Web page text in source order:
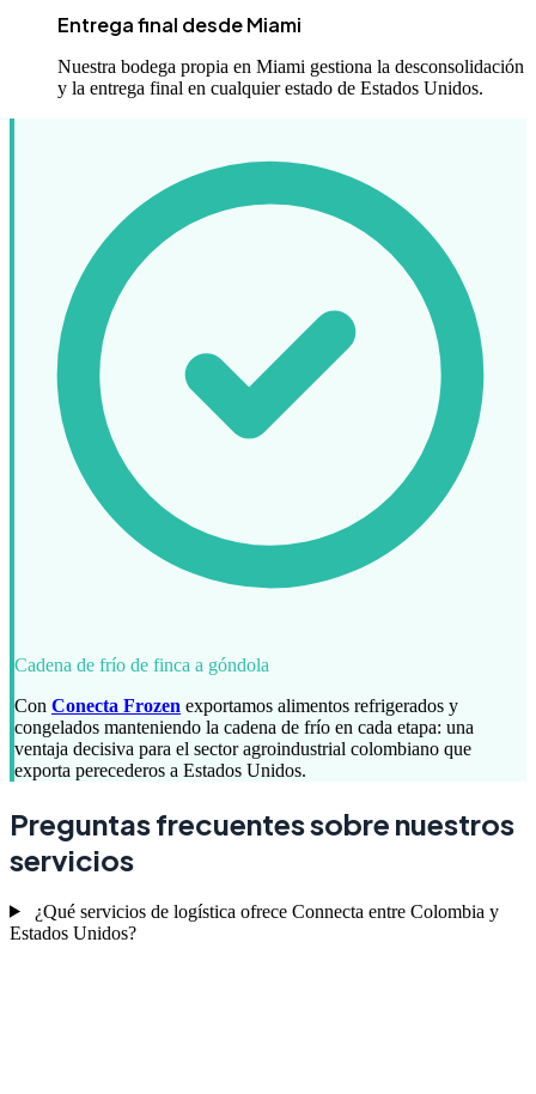
Entrega final desde Miami
Nuestra bodega propia en Miami gestiona la desconsolidación
y la entrega final en cualquier estado de Estados Unidos.
Cadena de frío de finca a góndola
Con Conecta Frozen exportamos alimentos refrigerados y
congelados manteniendo la cadena de frío en cada etapa: una
ventaja decisiva para el sector agroindustrial colombiano que
exporta perecederos a Estados Unidos.
Preguntas frecuentes sobre nuestros
servicios
¿Qué servicios de logística ofrece Connecta entre Colombia y
Estados Unidos?